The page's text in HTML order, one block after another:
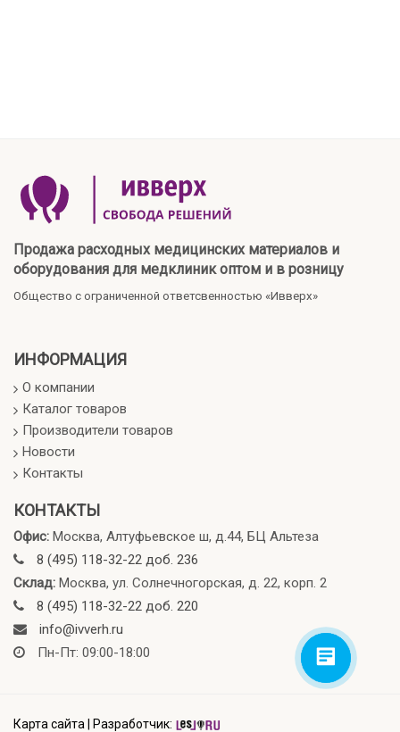
Продажа расходных медицинских материалов и
оборудования для медклиник оптом и в розницу
Общество с ограниченной ответсвенностью «Ивверх»
ИНФОРМАЦИЯ
О компании
Каталог товаров
Производители товаров
Новости
Контакты
КОНТАКТЫ
Офис: Москва, Алтуфьевское ш, д.44, БЦ Альтеза
8 (495) 118-32-22 доб. 236
Склад: Москва, ул. Солнечногорская, д. 22, корп. 2
8 (495) 118-32-22 доб. 220
info@ivverh.ru
Пн-Пт: 09:00-18:00
Карта сайта Разработчик: